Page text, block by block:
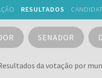
RESULTADOS
SENADOR
da votação por